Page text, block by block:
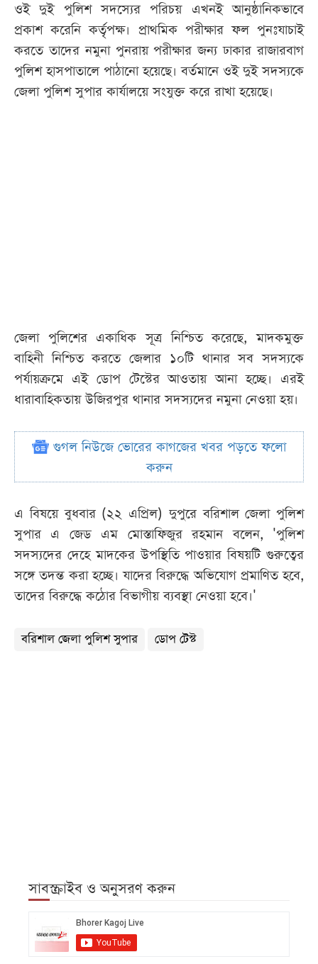
ওই দুই পুলিশ সদস্যের পরিচয় এখনই আনুষ্ঠানিকভাবে
প্রকাশ করেনি কর্তৃপক্ষ। প্রাথমিক পরীক্ষার ফল পুনঃযাচাই
করতে তাদের নমুনা পুনরায় পরীক্ষার জন্য ঢাকার রাজারবাগ
পুলিশ হাসপাতালে পাঠানো হয়েছে। বর্তমানে ওই দুই সদস্যকে
জেলা পুলিশ সুপার কার্যালয়ে সংযুক্ত করে রাখা হয়েছে।
জেলা পুলিশের একাধিক সূত্র নিশ্চিত করেছে, মাদকমুক্ত
বাহিনী নিশ্চিত করতে জেলার ১০টি থানার সব সদস্যকে
পর্যায়ক্রমে এই ডোপ টেস্টের আওতায় আনা হচ্ছে। এরই
ধারাবাহিকতায় উজিরপুর থানার সদস্যদের নমুনা নেওয়া হয়।
গুগল নিউজে ভোরের কাগজের খবর পড়তে ফলো
করুন
এ বিষয়ে বুধবার (২২ এপ্রিল) দুপুরে বরিশাল জেলা পুলিশ
সুপার এ জেড এম মোস্তাফিজুর রহমান বলেন, 'পুলিশ
সদস্যদের দেহে মাদকের উপস্থিতি পাওয়ার বিষয়টি গুরুত্বের
সঙ্গে তদন্ত করা হচ্ছে। যাদের বিরুদ্ধে অভিযোগ প্রমাণিত হবে,
তাদের বিরুদ্ধে কঠোর বিভাগীয় ব্যবস্থা নেওয়া হবে।'
বরিশাল জেলা পুলিশ সুপার ডোপ টেস্ট
সাবস্ক্রাইব ও অনুসরণ করুন